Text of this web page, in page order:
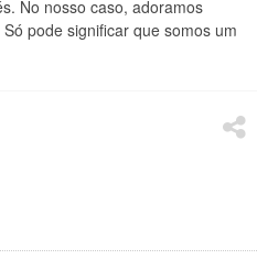
No nosso caso, adoramos
pode significar que somos um